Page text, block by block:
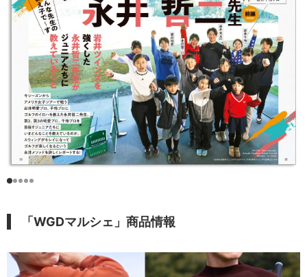
「WGDマルシェ」商品情報